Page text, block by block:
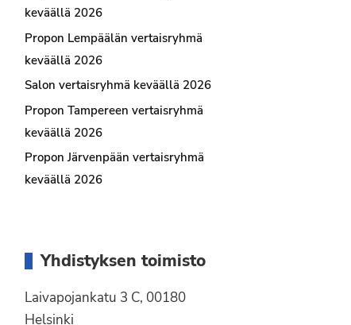
keväällä 2026
Propon Lempäälän vertaisryhmä
keväällä 2026
Salon vertaisryhmä keväällä 2026
Propon Tampereen vertaisryhmä
keväällä 2026
Propon Järvenpään vertaisryhmä
keväällä 2026
Yhdistyksen toimisto
Laivapojankatu 3 C, 00180
Helsinki